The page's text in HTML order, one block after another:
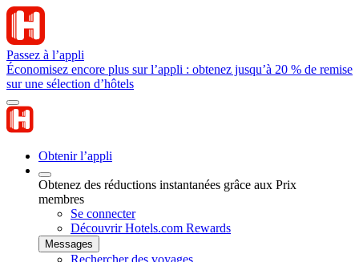
Passez à l’appli
Économisez encore plus sur l’appli : obtenez jusqu’à 20 % de remise
sur une sélection d’hôtels
Obtenir l’appli
Obtenez des réductions instantanées grâce aux Prix
membres
Se connecter
Découvrir Hotels.com Rewards
Messages
Rechercher des voyages